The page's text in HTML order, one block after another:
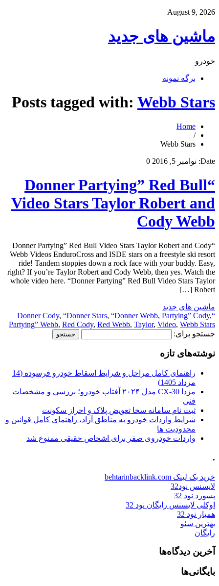
August 9, 2026
ماشین های جدید
خودرو
برگه نمونه
Posts tagged with: Webb Stars
Home
/
Webb Stars
Date: نوامبر 5, 2016 0
“Donner Partying” Red Bull
Video Stars Taylor Robert and
Cody Webb
“Donner Partying” Red Bull Video Stars Taylor Robert and Cody
Webb Videos EnduroCross and ISDE stars on a freestyle ski resort
ride! Tandem stoppies down a rock face with your buddy. Easy,
right? If you’re Taylor Robert and Cody Webb, then yes. Watch the
whole video here. “Donner Partying” Red Bull Video Stars Taylor
Robert […]
ماشین های جدید
“Donner Cody
, “Donner Stars, “Donner Webb, Partying” Cody,
Partying” Webb, Red Cody, Red Webb, Taylor, Video, Webb Stars
جستجو برای:
نوشته‌های تازه
راهنمای کامل مراحل و شرایط اسقاط خودرو فرسوده (14
مرداد 1405)
مزدا CX-30 مدل ۲۰۲۴ آفتاب خودرو؛ بررسی و مشخصات
فنی
ثبت نام سامانه سخا تعویض پلاک و احراز سکونت
شرایط واردات خودرو به مناطق آزاد، راهنمای کامل قوانین و
محدودیت ها
واردات خودروی صفر برای اشخاص حقیقی ممنوع شد
.
خرید بک لینک behtarinbacklink.com
لایسنس نود32
پسورد نود 32
اوکلی لایسنس رایگان نود 32
همیار نود 32
بهترین سئو
رایگان
آخرین دیدگاه‌ها
بایگانی‌ها